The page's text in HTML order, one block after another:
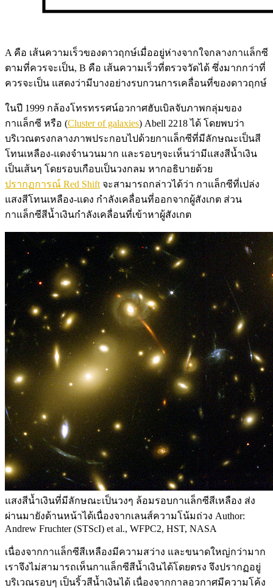
A คือ เส้นความเร็วของดาวฤกษ์เมื่ออยู่ห่างจากใจกลางกาแล็กซี
ตามที่ควรจะเป็น, B คือ เส้นความเร็วที่ตรวจวัดได้ ซึ่งมากกว่าที่
ควรจะเป็น แสดงว่ามีบางอย่างรบกวนการเคลื่อนที่ของดาวฤกษ์
ในปี 1999 กล้องโทรทรรศน์อวกาศฮับเบิลจับภาพกลุ่มของ
กาแล็กซี หรือ (Cluster of galaxies) Abell 2218 ได้ โดยพบว่า
บริเวณตรงกลางภาพประกอบไปด้วยกาแล็กซีที่มีลักษณะเป็นสี
โทนเหลือง-แดงจำนวนมาก และรอบๆจะเห็นว่ามีแสงสีน้ำเงิน
เป็นเส้นๆ โดยรอบเกือบเป็นวงกลม หากอธิบายด้วย
ปรากฏการณ์ Red Shift จะสามารถกล่าวได้ว่า กาแล็กซีที่เปล่ง
แสงสีโทนเหลือง-แดง กำลังเคลื่อนที่ออกจากผู้สังเกต ส่วน
กาแล็กซีสีน้ำเงินกำลังเคลื่อนที่เข้าหาผู้สังเกต
แสงสีน้ำเงินที่มีลักษณะเป็นวงๆ ล้อมรอบกาแล็กซีสีเหลือง ส่ง
ผ่านมายังด้านหน้าได้เนื่องจากเลนส์ความโน้มถ่วง Author:
Andrew Fruchter (STScI) et al., WFPC2, HST, NASA
เนื่องจากกาแล็กซีสีเหลืองมีความสว่าง และขนาดใหญ่กว่ามาก
เราจึงไม่สามารถเห็นกาแล็กซีสีน้ำเงินได้โดยตรง จึงปรากฏอยู่
บริเวณรอบๆ เป็นริ้วสีน้ำเงินได้ เนื่องจากกาลอวกาศมีความโค้ง